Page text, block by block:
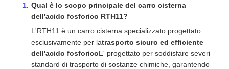
Qual è lo scopo principale del carro cisterna
dell'acido fosforico RTH11?
L'RTH11 è un carro cisterna specializzato progettato
esclusivamente per latrasporto sicuro ed efficiente
dell'acido fosforicoE' progettato per soddisfare severi
standard di trasporto di sostanze chimiche, garantendo